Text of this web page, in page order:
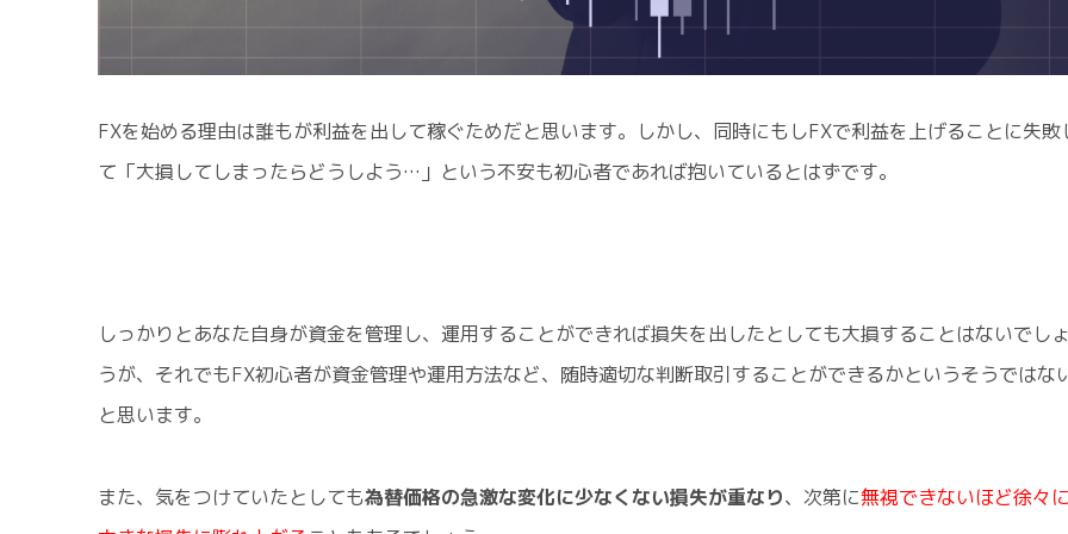
FXを始める理由は誰もが利益を出して稼ぐためだと思います。しかし、同時にもしFXで利益を上げることに失敗
て「大損してしまったらどうしよう…」という不安も初心者であれば抱いているとはずです。
しっかりとあなた自身が資金を管理し、運用することができれば損失を出したとしても大損することはないでしょ
うが、それでもFX初心者が資金管理や運用方法など、随時適切な判断取引することができるかというそうではな
と思います。
また、気をつけていたとしても為替価格の急激な変化に少なくない損失が重なり、次第に無視できないほど徐々に